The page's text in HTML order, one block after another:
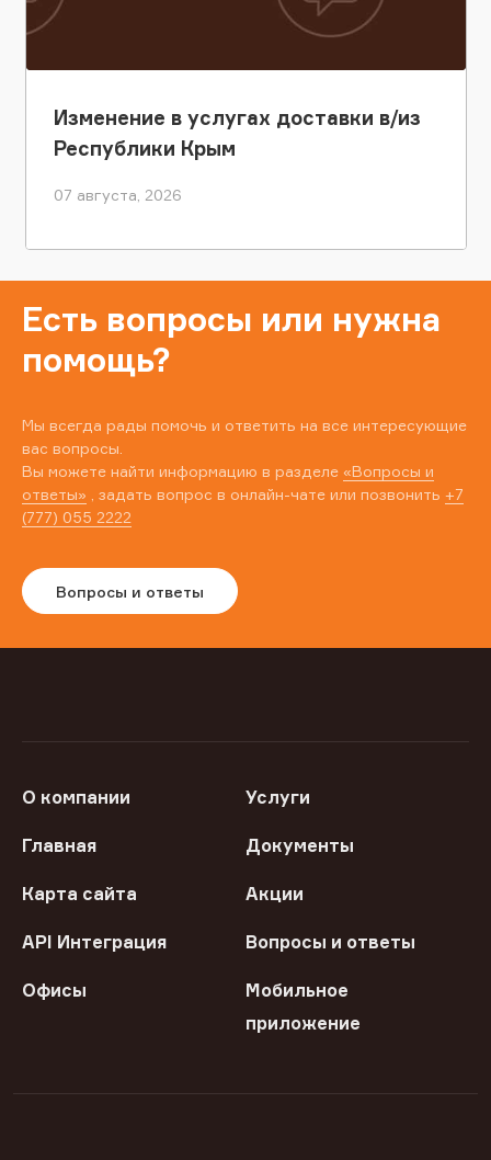
Изменение в услугах доставки в/из
Республики Крым
07 августа, 2026
Есть вопросы или нужна
помощь?
Мы всегда рады помочь и ответить на все интересующие
вас вопросы.
Вы можете найти информацию в разделе «Вопросы и
ответы» , задать вопрос в онлайн-чате или позвонить +7
(777) 055 2222
Вопросы и ответы
О компании Услуги
Главная Документы
Карта сайта Акции
API Интеграция Вопросы и ответы
Офисы
Мобильное
приложение